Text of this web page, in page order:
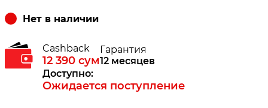
Нет в наличии
Cashback
12 390 сум
Гарантия
12 месяцев
Доступно:
Ожидается поступление